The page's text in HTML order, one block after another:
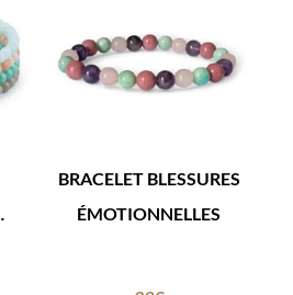
BRACELET BLESSURES
ÉMOTIONNELLES